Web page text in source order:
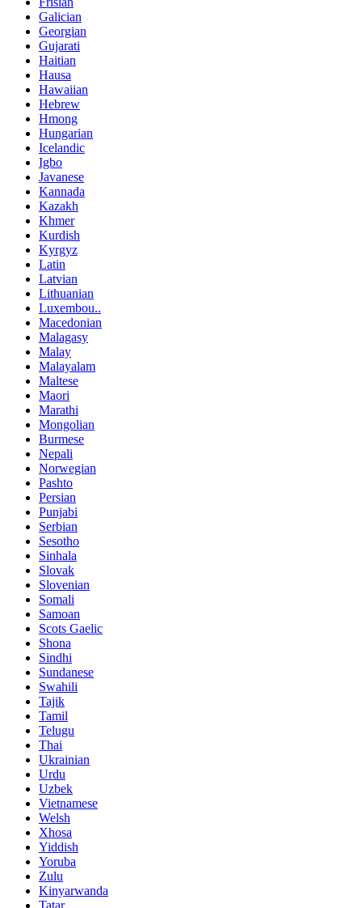
Galician
Georgian
Gujarati
Haitian
Hausa
Hawaiian
Hebrew
Hmong
Hungarian
Icelandic
Igbo
Javanese
Kannada
Kazakh
Khmer
Kurdish
Kyrgyz
Latin
Latvian
Lithuanian
Luxembou..
Macedonian
Malagasy
Malay
Malayalam
Maltese
Maori
Marathi
Mongolian
Burmese
Nepali
Norwegian
Pashto
Persian
Punjabi
Serbian
Sesotho
Sinhala
Slovak
Slovenian
Somali
Samoan
Scots Gaelic
Shona
Sindhi
Sundanese
Swahili
Tajik
Tamil
Telugu
Thai
Ukrainian
Urdu
Uzbek
Vietnamese
Welsh
Xhosa
Yiddish
Yoruba
Zulu
Kinyarwanda
Tatar